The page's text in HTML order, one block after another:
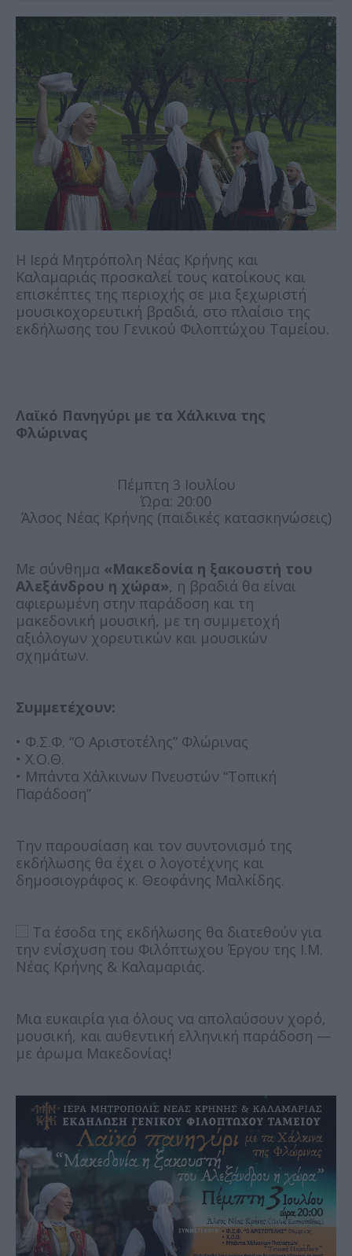
Η Ιερά Μητρόπολη Νέας Κρήνης και
Καλαμαριάς προσκαλεί τους κατοίκους και
επισκέπτες της περιοχής σε μια ξεχωριστή
μουσικοχορευτική βραδιά, στο πλαίσιο της
εκδήλωσης του Γενικού Φιλοπτώχου Ταμείου.
Λαϊκό Πανηγύρι με τα Χάλκινα της
Φλώρινας
Πέμπτη 3 Ιουλίου
Ώρα: 20:00
Άλσος Νέας Κρήνης (παιδικές κατασκηνώσεις)
Με σύνθημα «Μακεδονία η ξακουστή του
Αλεξάνδρου η χώρα», η βραδιά θα είναι
αφιερωμένη στην παράδοση και τη
μακεδονική μουσική, με τη συμμετοχή
αξιόλογων χορευτικών και μουσικών
σχημάτων.
Συμμετέχουν:
• Φ.Σ.Φ. “Ο Αριστοτέλης” Φλώρινας
• Χ.Ο.Θ.
• Μπάντα Χάλκινων Πνευστών “Τοπική
Παράδοση”
Την παρουσίαση και τον συντονισμό της
εκδήλωσης θα έχει ο λογοτέχνης και
δημοσιογράφος κ. Θεοφάνης Μαλκίδης.
Τα έσοδα της εκδήλωσης θα διατεθούν για
την ενίσχυση του Φιλόπτωχου Έργου της Ι.Μ.
Νέας Κρήνης & Καλαμαριάς.
Μια ευκαιρία για όλους να απολαύσουν χορό,
μουσική, και αυθεντική ελληνική παράδοση —
με άρωμα Μακεδονίας!